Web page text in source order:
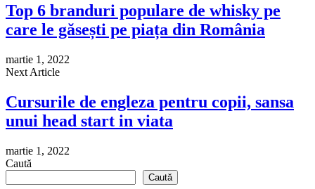
Top 6 branduri populare de whisky pe
care le găsești pe piața din România
martie 1, 2022
Next Article
Cursurile de engleza pentru copii, sansa
unui head start in viata
martie 1, 2022
Caută
Caută